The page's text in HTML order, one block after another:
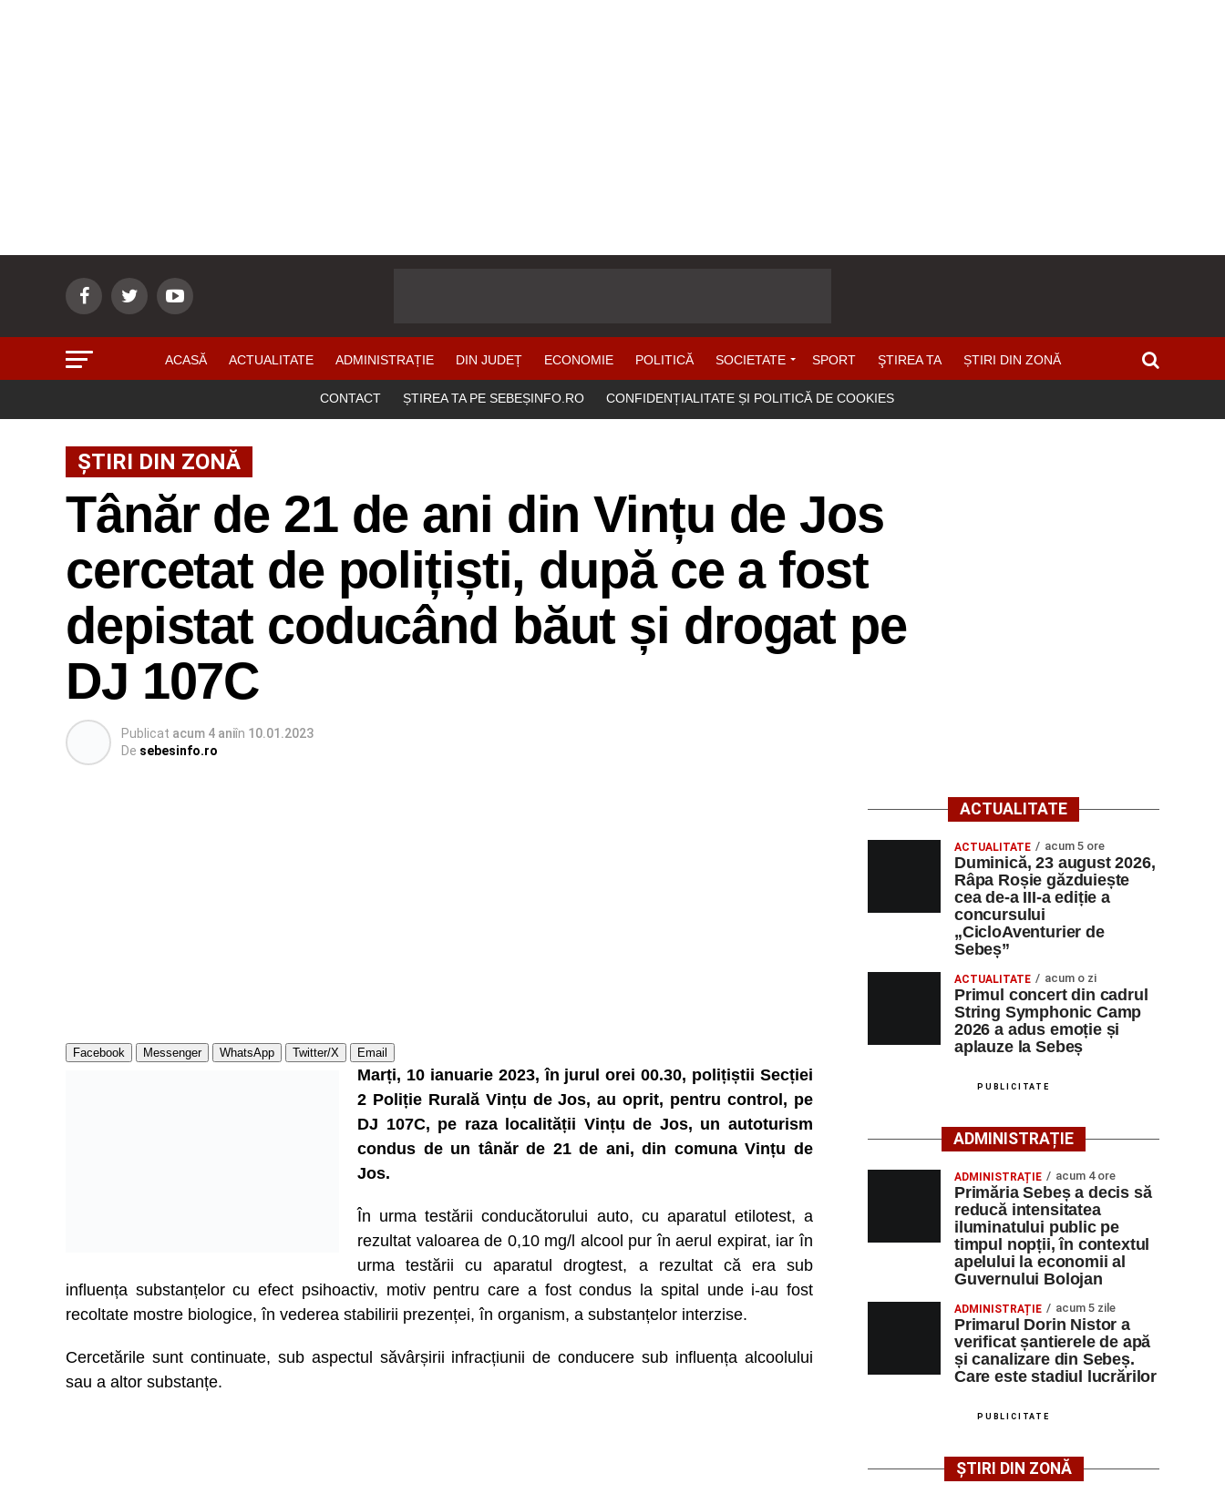
ACASĂ ACTUALITATE ADMINISTRAȚIE DIN JUDEȚ ECONOMIE POLITICĂ SOCIETATE SPORT ŞTIREA TA ȘTIRI DIN ZONĂ
CONTACT ȘTIREA TA PE SEBEȘINFO.RO CONFIDENȚIALITATE ȘI POLITICĂ DE COOKIES
ȘTIRI DIN ZONĂ
Tânăr de 21 de ani din Vințu de Jos
cercetat de polițiști, după ce a fost
depistat coducând băut și drogat pe
DJ 107C
Publicat acum 4 aniîn 10.01.2023
De sebesinfo.ro
Facebook Messenger WhatsApp Twitter/X Email
Marți, 10 ianuarie 2023, în jurul orei 00.30, polițiștii Secției
2 Poliție Rurală Vințu de Jos, au oprit, pentru control, pe
DJ 107C, pe raza localității Vințu de Jos, un autoturism
condus de un tânăr de 21 de ani, din comuna Vințu de
Jos.
În urma testării conducătorului auto, cu aparatul etilotest, a
rezultat valoarea de 0,10 mg/l alcool pur în aerul expirat, iar în
urma testării cu aparatul drogtest, a rezultat că era sub
influența substanțelor cu efect psihoactiv, motiv pentru care a fost condus la spital unde i-au fost
recoltate mostre biologice, în vederea stabilirii prezenței, în organism, a substanțelor interzise.
Cercetările sunt continuate, sub aspectul săvârșirii infracțiunii de conducere sub influența alcoolului
sau a altor substanțe.
ACTUALITATE
ACTUALITATE acum 5 ore
Duminică, 23 august 2026,
Râpa Roșie găzduiește
cea de-a III-a ediție a
concursului
„CicloAventurier de
Sebeș”
ACTUALITATE acum o zi
Primul concert din cadrul
String Symphonic Camp
2026 a adus emoție și
aplauze la Sebeș
PUBLICITATE
ADMINISTRAȚIE
ADMINISTRAȚIE acum 4 ore
Primăria Sebeș a decis să
reducă intensitatea
iluminatului public pe
timpul nopții, în contextul
apelului la economii al
Guvernului Bolojan
ADMINISTRAȚIE acum 5 zile
Primarul Dorin Nistor a
verificat șantierele de apă
și canalizare din Sebeș.
Care este stadiul lucrărilor
PUBLICITATE
ȘTIRI DIN ZONĂ